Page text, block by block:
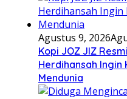
Agustus 9, 2026
Kopi JOZ JIZ
Herdihansah Ingin
Mendunia